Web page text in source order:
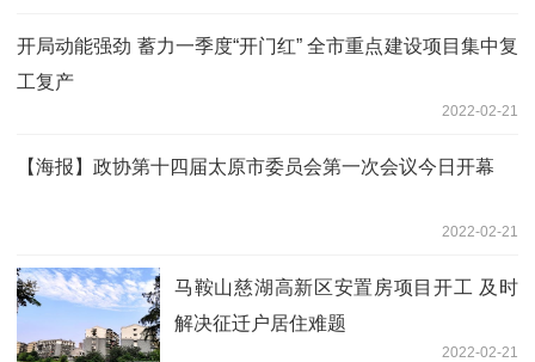
开局动能强劲 蓄力一季度“开门红” 全市重点建设项目集中复
工复产
2022-02-21
【海报】政协第十四届太原市委员会第一次会议今日开幕
2022-02-21
马鞍山慈湖高新区安置房项目开工 及时
解决征迁户居住难题
2022-02-21